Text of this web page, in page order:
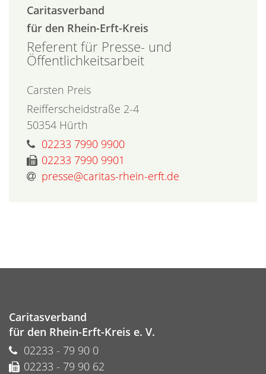
Caritasverband
für den Rhein-Erft-Kreis
Referent für Presse- und
Öffentlichkeitsarbeit
Carsten Preis
Reifferscheidstraße 2-4
50354 Hürth
02233 7990 9900
02233 7990 9901
presse@caritas-rhein-erft.de
Caritasverband
für den Rhein-Erft-Kreis e. V.
02233 - 79 90 0
02233 - 79 90 62